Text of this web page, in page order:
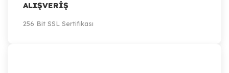
ALIŞVERİŞ
256 Bit SSL Sertifikası